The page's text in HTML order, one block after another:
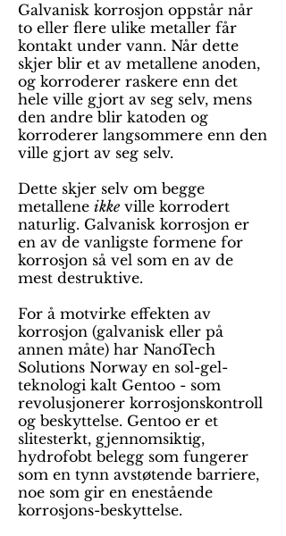
Galvanisk korrosjon oppstår når
to eller flere ulike metaller får
kontakt under vann. Når dette
skjer blir et av metallene anoden,
og korroderer raskere enn det
hele ville gjort av seg selv, mens
den andre blir katoden og
korroderer langsommere enn den
ville gjort av seg selv.
Dette skjer selv om begge
metallene ikke ville korrodert
naturlig. Galvanisk korrosjon er
en av de vanligste formene for
korrosjon så vel som en av de
mest destruktive.
For å motvirke effekten av
korrosjon (galvanisk eller på
annen måte) har NanoTech
Solutions Norway en sol-gel-
teknologi kalt Gentoo - som
revolusjonerer korrosjonskontroll
og beskyttelse. Gentoo er et
slitesterkt, gjennomsiktig,
hydrofobt belegg som fungerer
som en tynn avstøtende barriere,
noe som gir en enestående
korrosjons-beskyttelse.